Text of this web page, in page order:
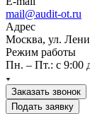
mail@audit-ot.ru
Адрес
Москва, ул.
Режим работы
Пн. – Пт.: с 9:00
Заказать звонок
Подать заявку